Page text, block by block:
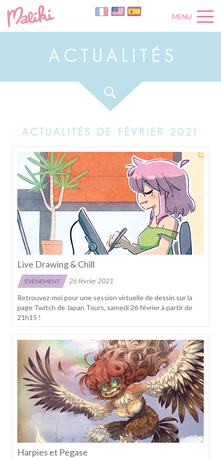
MENU
A C U A L É S
ACTUALITÉS DE FÉVRIER 2021
Live Drawing & Chill
EVÉNEMENT
26 février 2021
Retrouvez-moi pour une session virtuelle de dessin sur la
page Twitch de Japan Tours, samedi 26 février à partir de
21h15 !
Harpies et Pegase